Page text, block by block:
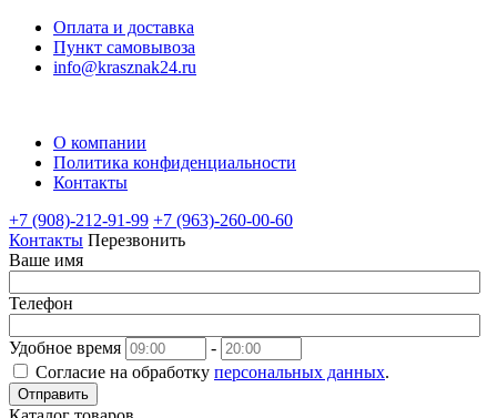
Оплата и доставка
Пункт самовывоза
info@krasznak24.ru
О компании
Политика конфиденциальности
Контакты
+7 (908)-212-91-99 +7 (963)-260-00-60
Контакты Перезвонить
Ваше имя
Телефон
Удобное время
-
Согласие на обработку персональных данных.
Отправить